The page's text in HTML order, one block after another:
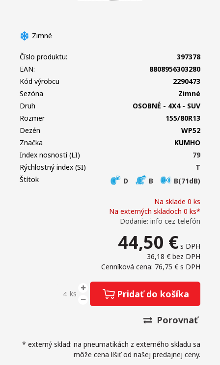
Zimné
Na sklade 0 ks
Na externých skladoch 0 ks*
Dodanie: info cez telefón
44,50 € s DPH
36,18 € bez DPH
Cenníková cena: 76,75 € s DPH
ks Pridať do košíka
Porovnať
* externý sklad: na pneumatikách z externého skladu sa
môže cena líšiť od našej predajnej ceny.
Číslo produktu:
397378
EAN:
8808956303280
Kód výrobcu
2290473
Sezóna
Zimné
Druh
OSOBNÉ - 4X4 - SUV
Rozmer
155/80R13
Dezén
WP52
Značka
KUMHO
Index nosnosti (LI)
79
Rýchlostný index (SI)
T
Štítok
D B B(71dB)